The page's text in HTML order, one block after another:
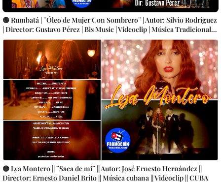
🟢 Rumbatá | ¨Óleo de Mujer Con Sombrero¨ | Autor: Silvio Rodríguez
| Director: Gustavo Pérez | Bis Music | Videoclip | Música Tradicional
Bailable Cubana | Rumba | Artistas Cubanos | Canción | CUBA
🟡 Lya Montero || ¨Saca de mi¨ || Autor: José Ernesto Hernández ||
Director: Ernesto Daniel Brito || Música cubana || Videoclip || CUBA